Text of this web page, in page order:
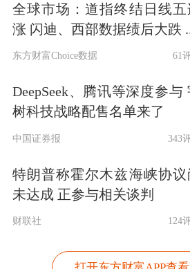
全球市场：道指终结日线五
涨 闪迪、西部数据绩后大跌
东方财富Choice数据 61
DeepSeek、腾讯等深度参与
树科技战略配售名单来了
中国证券报 343
特朗普称霍尔木兹海峡协议
未达成 正参与相关谈判
财联社 124